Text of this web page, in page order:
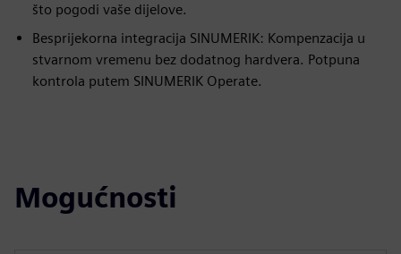
što pogodi vaše dijelove.
Besprijekorna integracija SINUMERIK: Kompenzacija u
stvarnom vremenu bez dodatnog hardvera. Potpuna
kontrola putem SINUMERIK Operate.
Mogućnosti